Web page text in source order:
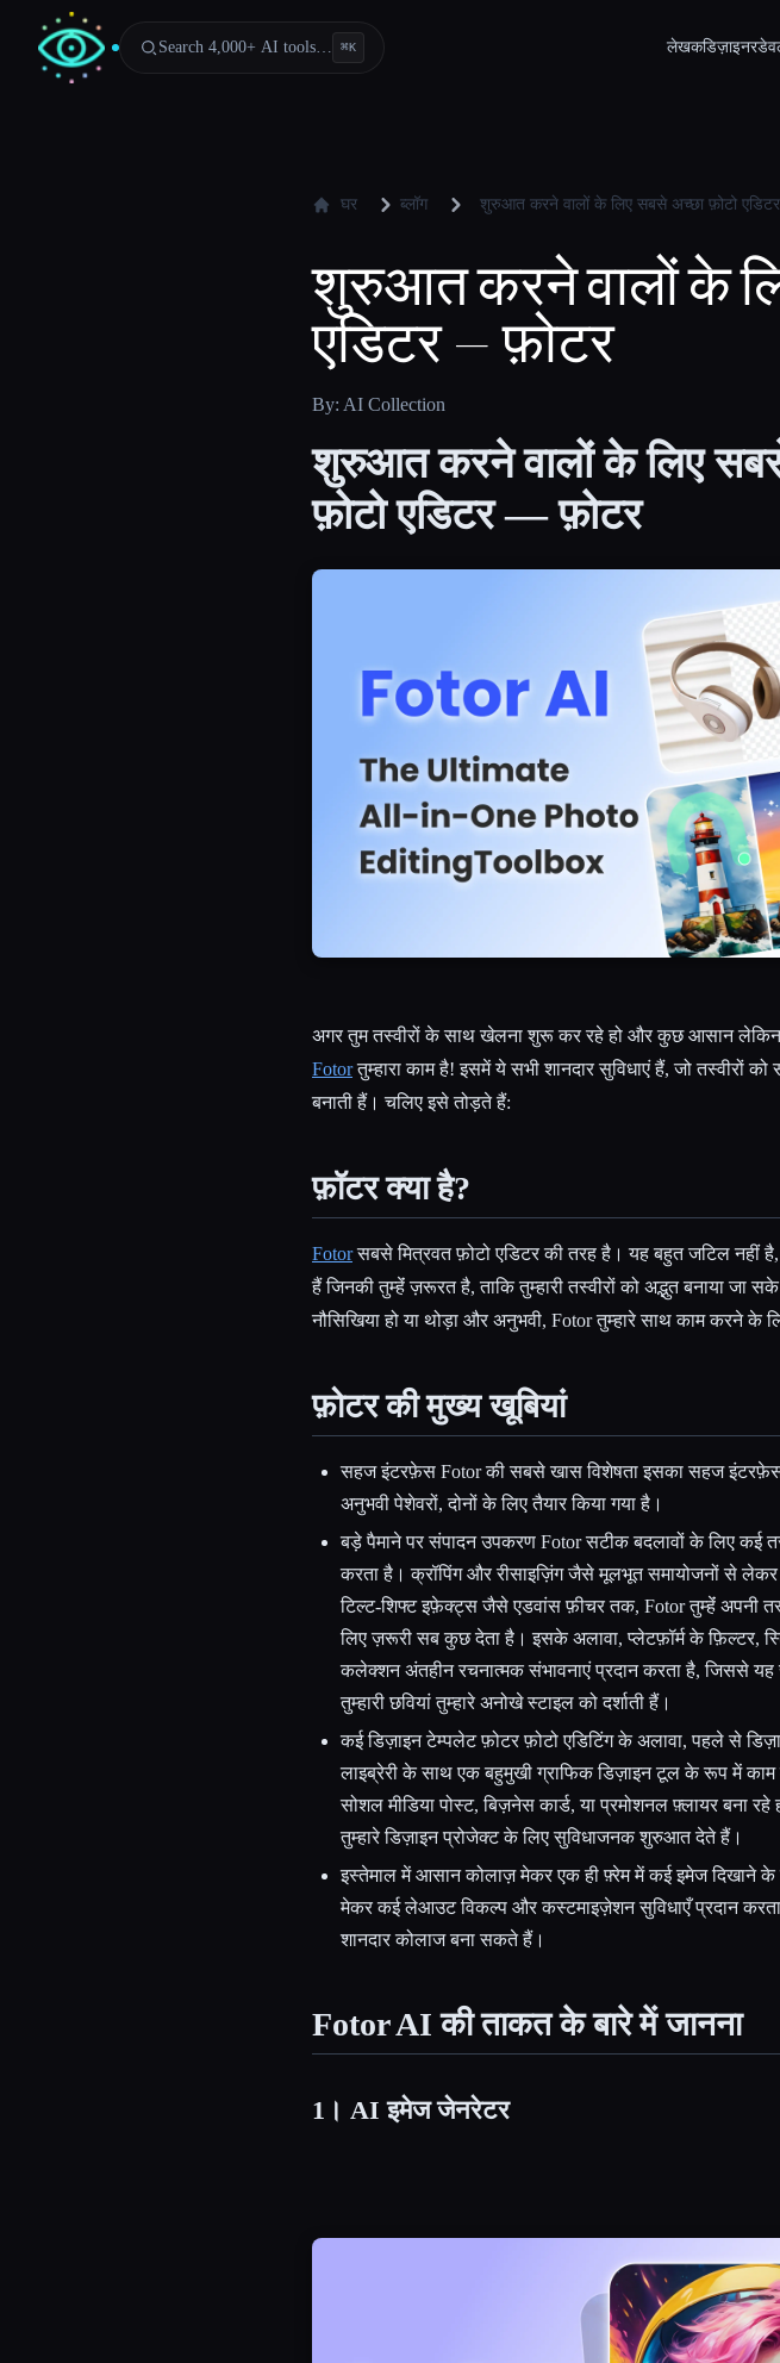
Search 4,000+ AI tools… ⌘K लेखकडिज़ाइनर
घर ब्लॉग शुरुआत करने वालों के लिए सबसे अच्छा फ़ोटो
शुरुआत करने वालों के
एडिटर — फ़ोटर
By: AI Collection
शुरुआत करने वालों के लिए
फ़ोटो एडिटर — फ़ोटर
अगर तुम तस्वीरों के साथ खेलना शुरू कर रहे हो और कुछ आसान लेकिन
Fotorतुम्हारा काम है! इसमें ये सभी शानदार सुविधाएं हैं, जो तस्वीरों
बनाती हैं। चलिए इसे तोड़ते हैं:
फ़ॉटर क्या है?
Fotorसबसे मित्रवत फ़ोटो एडिटर की तरह है। यह बहुत जटिल नहीं
हैं जिनकी तुम्हेंं ज़रूरत है, ताकि तुम्हारी तस्वीरों को अद्भुत बनाया जा
नौसिखिया हो या थोड़ा और अनुभवी, Fotor तुम्हारे साथ काम करने के
फ़ोटर की मुख्य खूबियां
सहज इंटरफ़ेस Fotor की सबसे खास विशेषता इसका सहज
अनुभवी पेशेवरों, दोनों के लिए तैयार किया गया है।
बड़े पैमाने पर संपादन उपकरण Fotor सटीक बदलावों के लिए कई
करता है। क्रॉपिंग और रीसाइज़िंग जैसे मूलभूत समायोजनों से
टिल्ट-शिफ्ट इफ़ेक्ट्स जैसे एडवांस फ़ीचर तक, Fotor तुम्हेंं अपनी
लिए ज़रूरी सब कुछ देता है। इसके अलावा, प्लेटफ़ॉर्म के फ़िल्टर,
कलेक्शन अंतहीन रचनात्मक संभावनाएं प्रदान करता है, जिससे यह
तुम्हारी छवियां तुम्हारे अनोखे स्टाइल को दर्शाती हैं।
कई डिज़ाइन टेम्पलेट फ़ोटर फ़ोटो एडिटिंग के अलावा, पहले से
लाइब्रेरी के साथ एक बहुमुखी ग्राफिक डिज़ाइन टूल के रूप में
सोशल मीडिया पोस्ट, बिज़नेस कार्ड, या प्रमोशनल फ़्लायर बना
तुम्हारे डिज़ाइन प्रोजेक्ट के लिए सुविधाजनक शुरुआत देते हैं।
इस्तेमाल में आसान कोलाज़ मेकर एक ही फ़्रेम में कई इमेज दिखाने के
मेकर कई लेआउट विकल्प और कस्टमाइज़ेशन सुविधाएँ प्रदान
शानदार कोलाज बना सकते हैं।
Fotor AI की ताकत के बारे में जानना
1। AI इमेज जेनरेटर